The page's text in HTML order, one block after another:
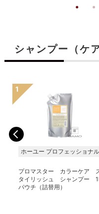
シャンプー（ケ
ホーユー プロフェッショナル
プロマスター カラーケア
タイリッシュ シャンプー 1L
パウチ（詰替用）